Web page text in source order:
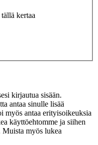
kertaa
kirjautua sisään.
antaa sinulle lisää
myös antaa erityisoikeuksia
käyttöehtomme ja siihen
myös lukea